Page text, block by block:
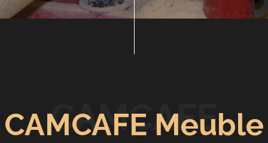
CAMCAFE Meuble
CAMCAFE